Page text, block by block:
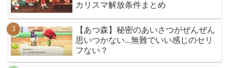
カリスマ解放条件まとめ
【あつ森】秘密のあいさつがぜんぜん
思いつかない...無難でいい感じのセリ
フない？